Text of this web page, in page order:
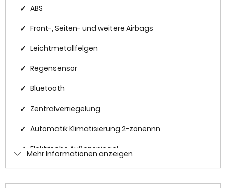
Karosserieform
HISTORIE
12.750 km
Erstzulassung
2024-06
Zustand
Gebraucht
✓ ABS
✓ Front-, Seiten- und weitere Airbags
✓ Leichtmetallfelgen
✓ Regensensor
✓ Bluetooth
✓ Zentralverriegelung
✓ Automatik Klimatisierung 2-zonennn
✓ Elektrische Außenspiegel
✓ Elektrische Fensterheber
Mehr Informationen anzeigen